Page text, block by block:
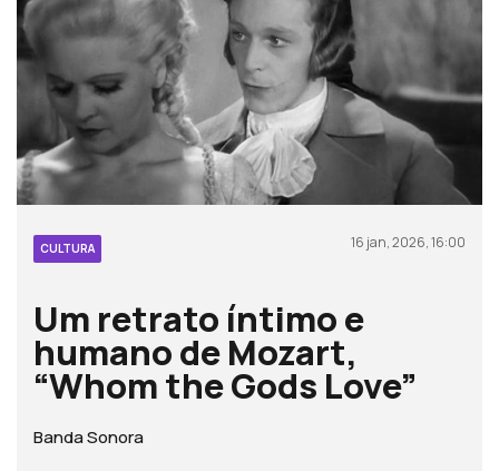
CULTURA 16 jan, 2026, 16:00
Um retrato íntimo e
humano de Mozart,
“Whom the Gods Love”
Banda Sonora